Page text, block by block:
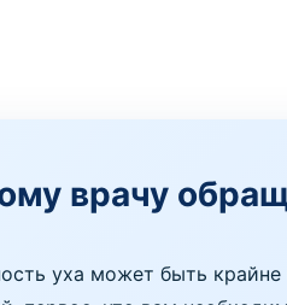
врачу
уха может быть